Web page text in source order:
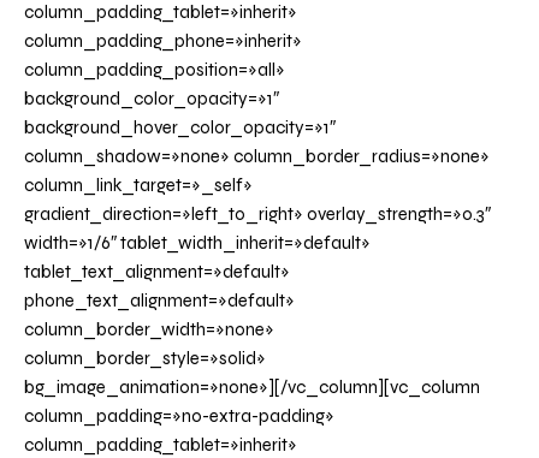
column_padding_tablet=»inherit»
column_padding_phone=»inherit»
column_padding_position=»all»
background_color_opacity=»1″
background_hover_color_opacity=»1″
column_shadow=»none» column_border_radius=»none»
column_link_target=»_self»
gradient_direction=»left_to_right» overlay_strength=»0.3″
width=»1/6″ tablet_width_inherit=»default»
tablet_text_alignment=»default»
phone_text_alignment=»default»
column_border_width=»none»
column_border_style=»solid»
bg_image_animation=»none»][/vc_column][vc_column
column_padding=»no-extra-padding»
column_padding_tablet=»inherit»